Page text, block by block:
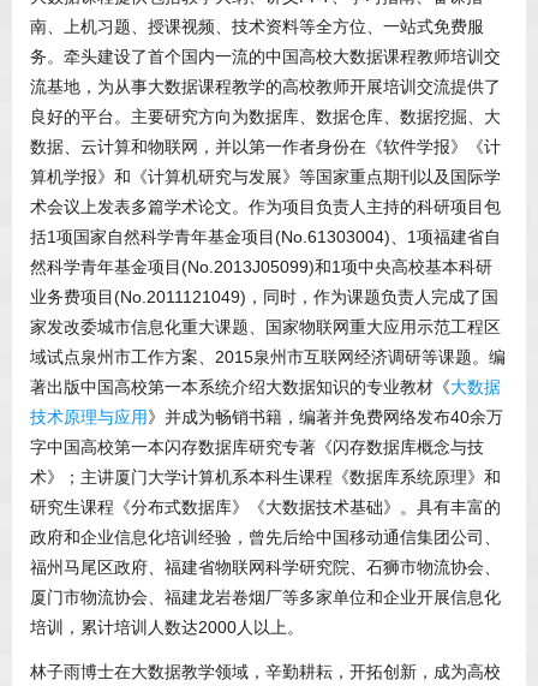
南、上机习题、授课视频、技术资料等全方位、一站式免费服
务。牵头建设了首个国内一流的中国高校大数据课程教师培训交
流基地，为从事大数据课程教学的高校教师开展培训交流提供了
良好的平台。主要研究方向为数据库、数据仓库、数据挖掘、大
数据、云计算和物联网，并以第一作者身份在《软件学报》《计
算机学报》和《计算机研究与发展》等国家重点期刊以及国际学
术会议上发表多篇学术论文。作为项目负责人主持的科研项目包
括1项国家自然科学青年基金项目(No.61303004)、1项福建省自
然科学青年基金项目(No.2013J05099)和1项中央高校基本科研
业务费项目(No.2011121049)，同时，作为课题负责人完成了国
家发改委城市信息化重大课题、国家物联网重大应用示范工程区
域试点泉州市工作方案、2015泉州市互联网经济调研等课题。编
著出版中国高校第一本系统介绍大数据知识的专业教材《大数据
技术原理与应用》并成为畅销书籍，编著并免费网络发布40余万
字中国高校第一本闪存数据库研究专著《闪存数据库概念与技
术》；主讲厦门大学计算机系本科生课程《数据库系统原理》和
研究生课程《分布式数据库》《大数据技术基础》。具有丰富的
政府和企业信息化培训经验，曾先后给中国移动通信集团公司、
福州马尾区政府、福建省物联网科学研究院、石狮市物流协会、
厦门市物流协会、福建龙岩卷烟厂等多家单位和企业开展信息化
培训，累计培训人数达2000人以上。
林子雨博士在大数据教学领域，辛勤耕耘，开拓创新，成为高校